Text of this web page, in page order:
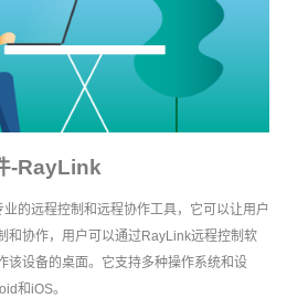
-RayLink
业的远程控制和远程协作工具，它可以让用户
和协作，用户可以通过RayLink远程控制软
该设备的桌面。它支持多种操作系统和设
和iOS。